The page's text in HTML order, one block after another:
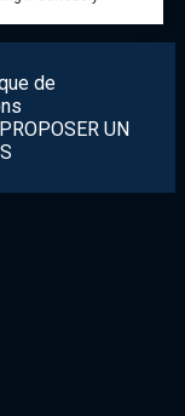
de
PROPOSER UN